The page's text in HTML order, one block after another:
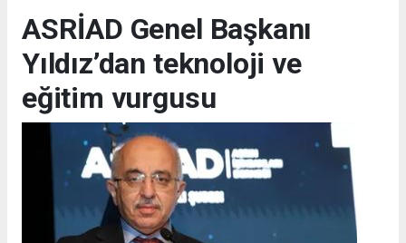
ASRİAD Genel Başkanı
Yıldız’dan teknoloji ve
eğitim vurgusu